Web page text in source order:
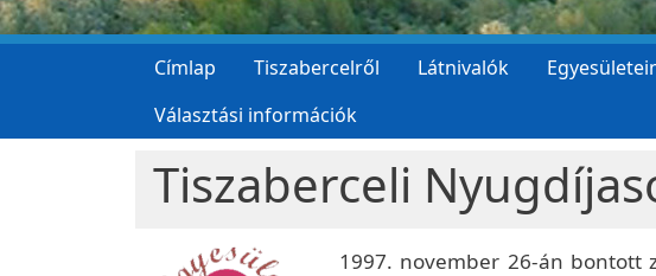
Címlap Tiszabercelről Látnivalók
Választási információk
Tiszaberceli
1997. november 26-án bontott